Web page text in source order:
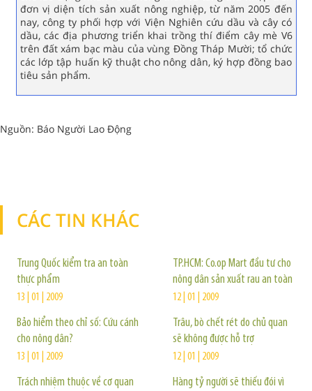
đơn vị diện tích sản xuất nông nghiệp, từ năm 2005 đến
nay, công ty phối hợp với Viện Nghiên cứu dầu và cây có
dầu, các địa phương triển khai trồng thí điểm cây mè V6
trên đất xám bạc màu của vùng Đồng Tháp Mười; tổ chức
các lớp tập huấn kỹ thuật cho nông dân, ký hợp đồng bao
tiêu sản phẩm.
Nguồn: Báo Người Lao Động
CÁC TIN KHÁC
Trung Quốc kiểm tra an toàn
thực phẩm
13 | 01 | 2009
Bảo hiểm theo chỉ số: Cứu cánh
cho nông dân?
13 | 01 | 2009
Trách nhiệm thuộc về cơ quan
TP.HCM: Co.op Mart đầu tư cho
nông dân sản xuất rau an toàn
12 | 01 | 2009
Trâu, bò chết rét do chủ quan
sẽ không được hỗ trợ
12 | 01 | 2009
Hàng tỷ người sẽ thiếu đói vì